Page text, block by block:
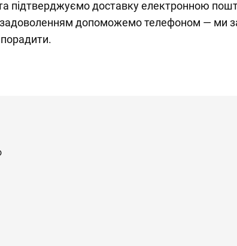
та підтверджуємо доставку електронною
задоволенням допоможемо телефоном — ми